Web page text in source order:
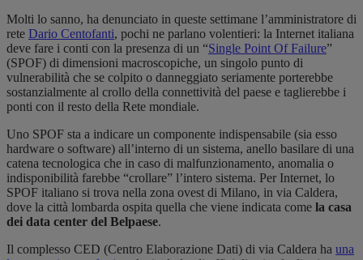
Molti lo sanno, ha denunciato in queste settimane l’amministratore di
rete Dario Centofanti, pochi ne parlano volentieri: la Internet italiana
deve fare i conti con la presenza di un “Single Point Of Failure”
(SPOF) di dimensioni macroscopiche, un singolo punto di
vulnerabilità che se colpito o danneggiato seriamente porterebbe
sostanzialmente al crollo della connettività del paese e taglierebbe i
ponti con il resto della Rete mondiale.
Uno SPOF sta a indicare un componente indispensabile (sia esso
hardware o software) all’interno di un sistema, anello basilare di una
catena tecnologica che in caso di malfunzionamento, anomalia o
indisponibilità farebbe “crollare” l’intero sistema. Per Internet, lo
SPOF italiano si trova nella zona ovest di Milano, in via Caldera,
dove la città lombarda ospita quella che viene indicata come la casa
dei data center del Belpaese.
Il complesso CED (Centro Elaborazione Dati) di via Caldera ha una